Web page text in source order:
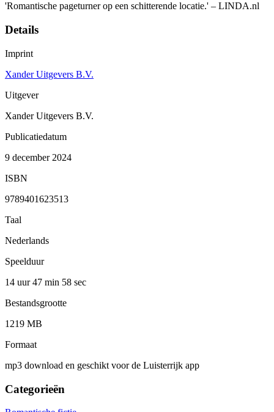
'Romantische pageturner op een schitterende locatie.' ‒ LINDA.nl
Details
Imprint
Xander Uitgevers B.V.
Uitgever
Xander Uitgevers B.V.
Publicatiedatum
9 december 2024
ISBN
9789401623513
Taal
Nederlands
Speelduur
14 uur 47 min 58 sec
Bestandsgrootte
1219 MB
Formaat
mp3 download en geschikt voor de Luisterrijk app
Categorieën